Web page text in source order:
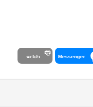
Messenger طباعة